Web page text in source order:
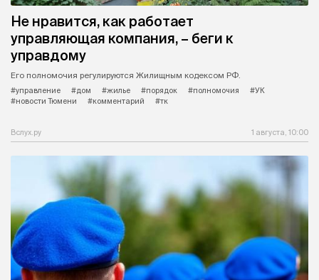
Не нравится, как работает
управляющая компания, – беги к
управдому
Его полномочия регулируются Жилищным кодексом РФ.
#управление
#дом #жилье #порядок #полномочия
#УК
#новости Тюмени
#комментарий #тк
Вслух.ру 1 августа, 10:00